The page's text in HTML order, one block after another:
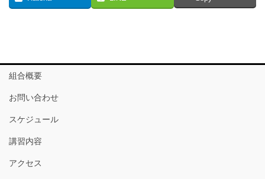
組合概要
お問い合わせ
スケジュール
講習内容
アクセス